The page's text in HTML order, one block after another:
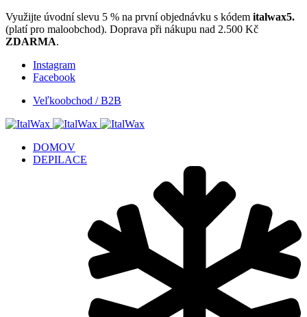
Využijte úvodní slevu 5 % na první objednávku s kódem italwax5.
(platí pro maloobchod). Doprava při nákupu nad 2.500 Kč
ZDARMA.
Instagram
Facebook
Veľkoobchod / B2B
DOMOV
DEPILACE